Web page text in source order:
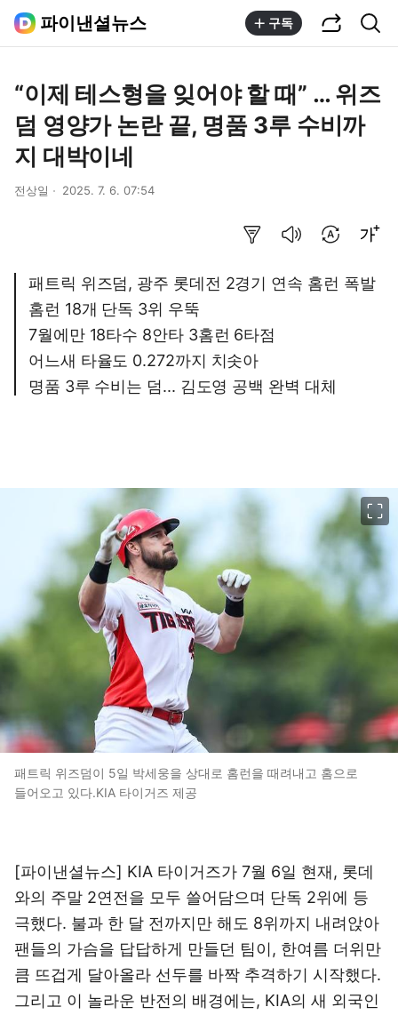
파이낸셜뉴스 구독
“이제 테스형을 잊어야 할 때” … 위즈
덤 영양가 논란 끝, 명품 3루 수비까
지 대박이네
전상일 2025. 7. 6. 07:54
패트릭 위즈덤, 광주 롯데전 2경기 연속 홈런 폭발
홈런 18개 단독 3위 우뚝
7월에만 18타수 8안타 3홈런 6타점
어느새 타율도 0.272까지 치솟아
명품 3루 수비는 덤... 김도영 공백 완벽 대체
패트릭 위즈덤이 5일 박세웅을 상대로 홈런을 때려내고 홈으로
들어오고 있다.KIA 타이거즈 제공
[파이낸셜뉴스] KIA 타이거즈가 7월 6일 현재, 롯데
와의 주말 2연전을 모두 쓸어담으며 단독 2위에 등
극했다. 불과 한 달 전까지만 해도 8위까지 내려앉아
팬들의 가슴을 답답하게 만들던 팀이, 한여름 더위만
큼 뜨겁게 달아올라 선두를 바짝 추격하기 시작했다.
그리고 이 놀라운 반전의 배경에는, KIA의 새 외국인